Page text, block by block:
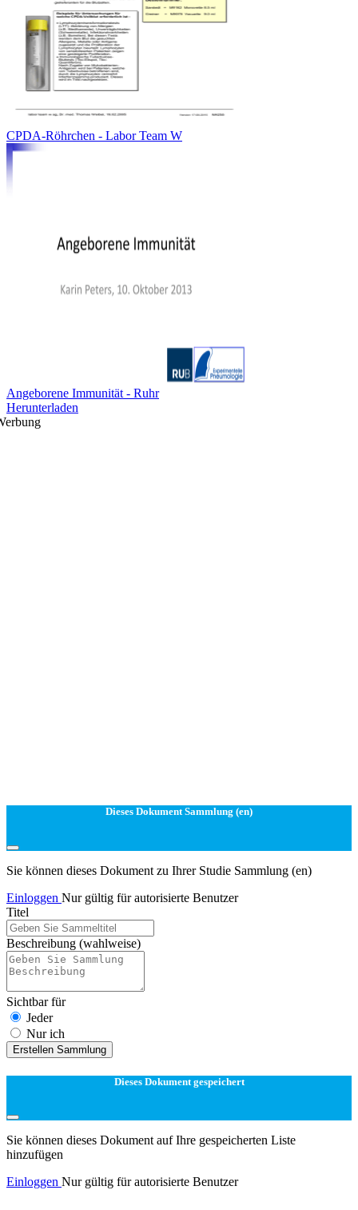
CPDA-Röhrchen - Labor Team W
Angeborene Immunität - Ruhr
Herunterladen
Dieses Dokument Sammlung (en)
Sie können dieses Dokument zu Ihrer Studie Sammlung (en)
Einloggen Nur gültig für autorisierte Benutzer
Titel
Beschreibung (wahlweise)
Sichtbar für
Jeder
Nur ich
Erstellen Sammlung
Dieses Dokument gespeichert
Sie können dieses Dokument auf Ihre gespeicherten Liste
hinzufügen
Einloggen Nur gültig für autorisierte Benutzer